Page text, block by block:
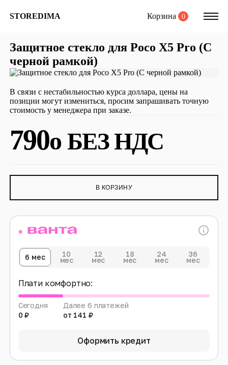
STOREDIMA Корзина 0
Защитное стекло для Poco X5 Pro (С
черной рамкой)
В связи с нестабильностью курса доллара, цены на
позиции могут измениться, просим запрашивать точную
стоимость у менеджера при заказе.
790o БЕЗ НДС
В КОРЗИНУ
6 мес 10
мес
12
мес
18
мес
24
мес
36
мес
Плати комфортно:
Сегодня
0 ₽
Далее 6 платежей
от 141 ₽
Оформить кредит